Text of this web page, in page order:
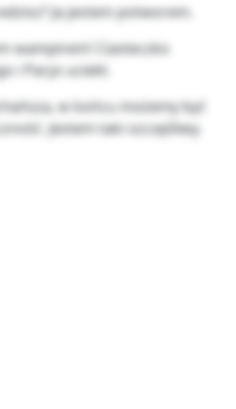
Ja jestem potworem.
wampirem! Ciasteczko
i Parys uciekł.
w końcu możemy być
Jestem taki szczęśliwy.